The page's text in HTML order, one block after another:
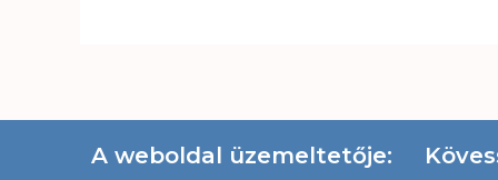
A weboldal üzemeltetője: